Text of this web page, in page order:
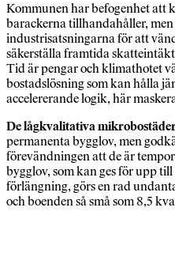
Kommunen har befogenhet att
barackerna tillhandahåller,
industrisatsningarna för att
säkerställa framtida
Tid är pengar och klimathotet
bostadslösning som kan hålla
accelererande logik, här
De lågkvalitativa
permanenta bygglov, men
förevändningen att de är
bygglov, som kan ges för upp
förlängning, görs en rad
och boenden så små som 8,5